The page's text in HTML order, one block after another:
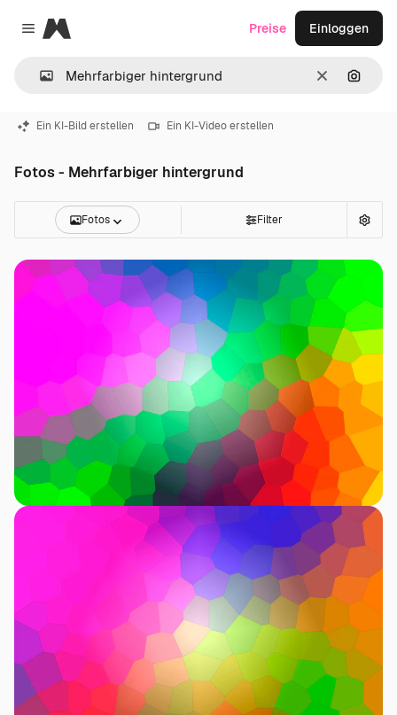
Close menu
Magnific
LöschenNach
Preise Einloggen
Ein KI-Bild erstellen Ein KI-Video erstellen
Fotos - Mehrfarbiger hintergrund
Fotos Filter